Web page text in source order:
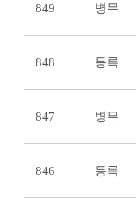
849 병무
848 등록
847 병무
846 등록